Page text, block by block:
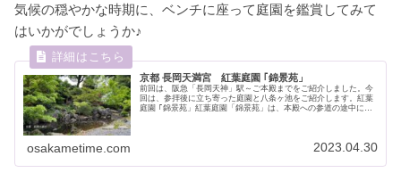
気候の穏やかな時期に、ベンチに座って庭園を鑑賞してみて
はいかがでしょうか♪
京都 長岡天満宮 紅葉庭園 ｢錦景苑」
前回は、阪急「長岡天神」駅～ご本殿までをご紹介しました。今
回は、参拝後に立ち寄った庭園と八条ヶ池をご紹介します。紅葉
庭園 ｢錦景苑」紅葉庭園「錦景苑」は、本殿への参道の途中にあ
osakametime.com 2023.04.30